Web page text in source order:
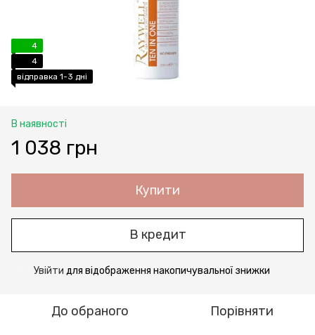
4
4
відправка 1-3 дні
В наявності
1 038 грн
Купити
В кредит
Увійти для відображення накопичувальної знижки
До обраного Порівняти